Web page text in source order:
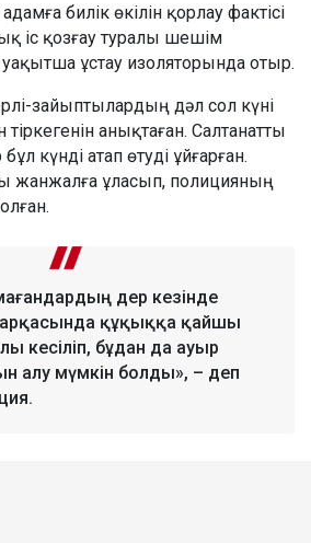
билік өкілін қорлау фактісі
іс қозғау туралы шешім
уақытша ұстау изоляторында отыр.
зайыптылардың дәл сол күні
анықтаған. Салтанатты
күнді атап өтуді ұйғарған.
жанжалға ұласып, полицияның
дер кезінде
құқыққа қайшы
кесіліп, бұдан да ауыр
алу мүмкін болды», – деп